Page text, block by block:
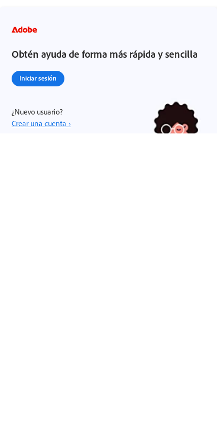
Obtén ayuda de forma más rápida y sencilla
Iniciar sesión
¿Nuevo usuario?
Crear una cuenta ›